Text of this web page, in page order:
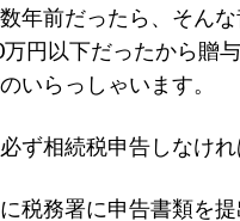
年前だったら、そんな
円以下だったから贈
いらっしゃいます。
ず相続税申告しなけれ
税務署に申告書類を